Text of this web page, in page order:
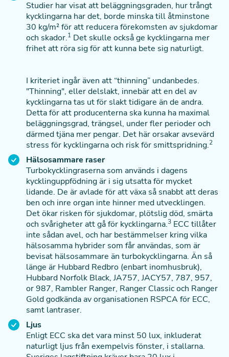
Studier har visat att beläggningsgraden, hur trångt
kycklingarna har det, borde minska till åtminstone
30 kg/m² för att reducera förekomsten av sjukdomar
och skador.1 Det skulle också ge kycklingarna mer
frihet att röra sig för att kunna bete sig naturligt.
I kriteriet ingår även att “thinning” undanbedes.
"Thinning", eller delslakt, innebär att en del av
kycklingarna tas ut för slakt tidigare än de andra.
Detta för att producenterna ska kunna ha maximal
beläggningsgrad, trängsel, under fler perioder och
därmed tjäna mer pengar. Det här orsakar avsevärd
stress för kycklingarna och risk för smittspridning.2
Hälsosammare raser
Turbokycklingraserna som används i dagens
kycklinguppfödning är i sig utsatta för mycket
lidande. De är avlade för att växa så snabbt att deras
ben och inre organ inte hinner med utvecklingen.
Det ökar risken för sjukdomar, plötslig död, smärta
och svårigheter att gå för kycklingarna.3 ECC tillåter
inte sådan avel, och har bestämmelser kring vilka
hälsosamma hybrider som får användas, som är
bevisat hälsosammare än turbokycklingarna. Än så
länge är Hubbard Redbro (enbart inomhusbruk),
Hubbard Norfolk Black, JA757, JACY57, 787, 957,
or 987, Rambler Ranger, Ranger Classic och Ranger
Gold godkända av organisationen RSPCA för ECC,
samt lantraser.
Ljus
Enligt ECC ska det vara minst 50 lux, inkluderat
naturligt ljus från exempelvis fönster, i stallarna.